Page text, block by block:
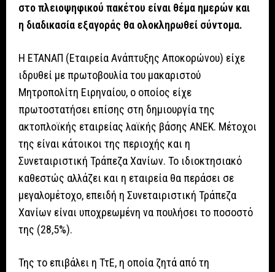
στο πλειοψηφικού πακέτου είναι θέμα ημερών και
η διαδικασία εξαγοράς θα ολοκληρωθεί σύντομα.
Η ΕΤΑΝΑΠ (Εταιρεία Ανάπτυξης Αποκορώνου) είχε
ιδρυθεί με πρωτοβουλία του μακαριστού
Μητροπολίτη Ειρηναίου, ο οποίος είχε
πρωτοστατήσει επίσης στη δημιουργία της
ακτοπλοϊκής εταιρείας λαϊκής βάσης ΑΝΕΚ. Μέτοχοι
της είναι κάτοικοι της περιοχής και η
Συνεταιριστική Τράπεζα Χανίων. Το ιδιοκτησιακό
καθεστώς αλλάζει και η εταιρεία θα περάσει σε
μεγαλομέτοχο, επειδή η Συνεταιριστική Τράπεζα
Χανίων είναι υποχρεωμένη να πουλήσει το ποσοστό
της (28,5%).
Της το επιβάλει η ΤτΕ, η οποία ζητά από τη